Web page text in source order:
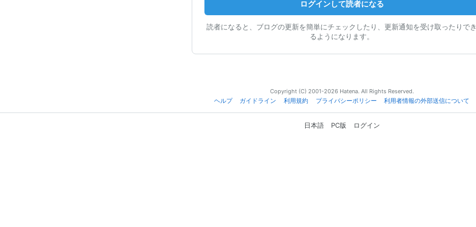
ログインして読者になる
読者になると、ブログの更新を簡単にチェックしたり、更新通知を受け取ったりでき
るようになります。
Copyright (C) 2001-2026 Hatena. All Rights Reserved.
ヘルプ
ガイドライン 利用規約 プライバシーポリシー 利用者情報の外部送信について
日本語 PC版 ログイン